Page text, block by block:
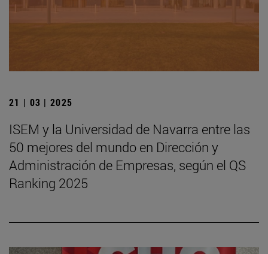
21 | 03 | 2025
ISEM y la Universidad de Navarra entre las
50 mejores del mundo en Dirección y
Administración de Empresas, según el QS
Ranking 2025